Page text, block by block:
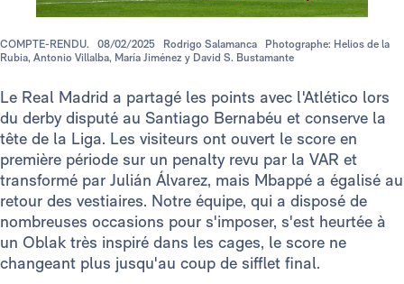
COMPTE-RENDU. 08/02/2025 Rodrigo Salamanca
Photographe: Helios de la
Rubia, Antonio Villalba, María Jiménez y David S. Bustamante
Le Real Madrid a partagé les points avec l'Atlético lors
du derby disputé au Santiago Bernabéu et conserve la
tête de la Liga. Les visiteurs ont ouvert le score en
première période sur un penalty revu par la VAR et
transformé par Julián Álvarez, mais Mbappé a égalisé au
retour des vestiaires. Notre équipe, qui a disposé de
nombreuses occasions pour s'imposer, s'est heurtée à
un Oblak très inspiré dans les cages, le score ne
changeant plus jusqu'au coup de sifflet final.